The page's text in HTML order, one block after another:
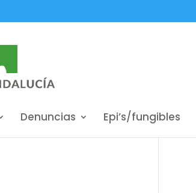
Denuncias Epi’s/fungibles